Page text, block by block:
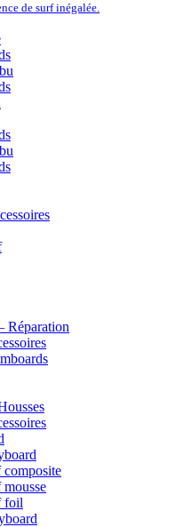
de surf inégalée.
Réparation
composite
mousse
foil